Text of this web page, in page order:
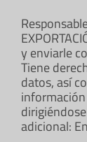
y enviarle
Tiene
datos, así
adicional: